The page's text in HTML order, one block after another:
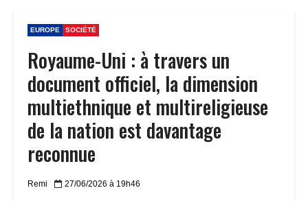
EUROPE SOCIÉTÉ
Royaume-Uni : à travers un
document officiel, la dimension
multiethnique et multireligieuse
de la nation est davantage
reconnue
Remi 27/06/2026 à 19h46